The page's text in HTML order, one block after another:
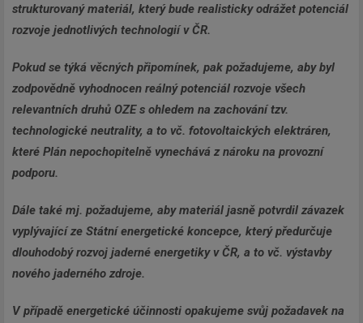
strukturovaný materiál, který bude realisticky odrážet potenciál
rozvoje jednotlivých technologií v ČR.
Pokud se týká věcných připomínek, pak požadujeme, aby byl
zodpovědně vyhodnocen reálný potenciál rozvoje všech
relevantních druhů OZE s ohledem na zachování tzv.
technologické neutrality, a to vč. fotovoltaických elektráren,
které Plán nepochopitelně vynechává z nároku na provozní
podporu.
Dále také mj. požadujeme, aby materiál jasně potvrdil závazek
vyplývající ze Státní energetické koncepce, který předurčuje
dlouhodobý rozvoj jaderné energetiky v ČR, a to vč. výstavby
nového jaderného zdroje.
V případě energetické účinnosti opakujeme svůj požadavek na